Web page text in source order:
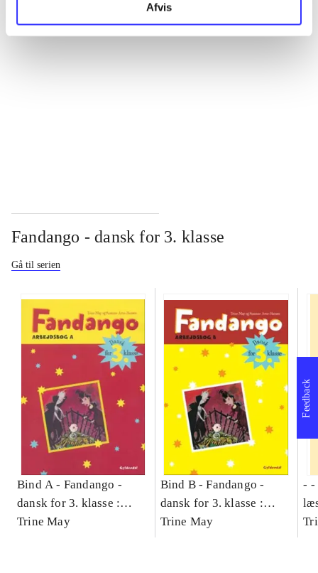
Afvis
...
Fandango - dansk for 3. klasse
Gå til serien
Bind A - Fandango -
dansk for 3. klasse :
grundbog -- Arbejdsbog.
Trine May
Bind B -Fandango -
dansk for 3. klasse :
grundbog -- Arbejdsbog.
Trine May
- -
-
Feedback